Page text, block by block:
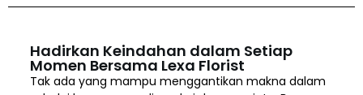
Hadirkan Keindahan dalam Setiap
Momen Bersama Lexa Florist
Tak ada yang mampu menggantikan makna dalam